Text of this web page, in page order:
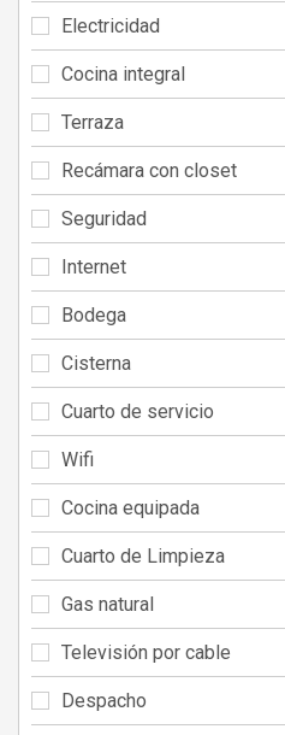
Electricidad
Cocina integral
Terraza
Recámara con closet
Seguridad
Internet
Bodega
Cisterna
Cuarto de servicio
Wifi
Cocina equipada
Cuarto de Limpieza
Gas natural
Televisión por cable
Despacho